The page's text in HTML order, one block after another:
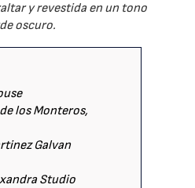
y revestida en un tono
oscuro.
los Monteros,
Galvan
Studio